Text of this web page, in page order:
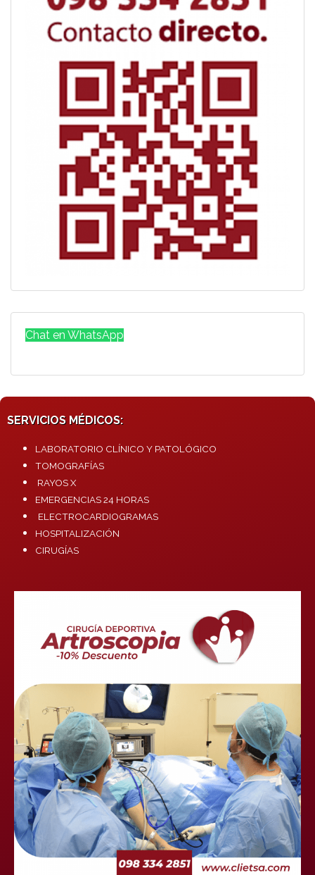
Chat en WhatsApp
SERVICIOS MÉDICOS:
LABORATORIO CLÍNICO Y PATOLÓGICO
TOMOGRAFÍAS
RAYOS X
EMERGENCIAS 24 HORAS
ELECTROCARDIOGRAMAS
HOSPITALIZACIÓN
CIRUGÍAS